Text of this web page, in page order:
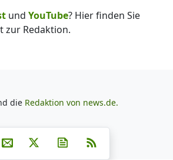
und YouTube? Hier finden Sie
zur Redaktion.
die Redaktion von news.de.
Teilen auf Facebook
Teilen auf Whatsapp
Teilen auf Telegram
auf Pinterest
Per E-Mail teilen
Post auf XNewsletter abonnieren